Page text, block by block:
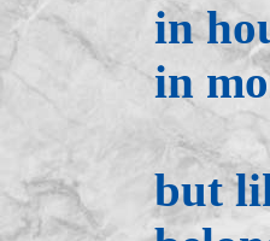
in
in
but